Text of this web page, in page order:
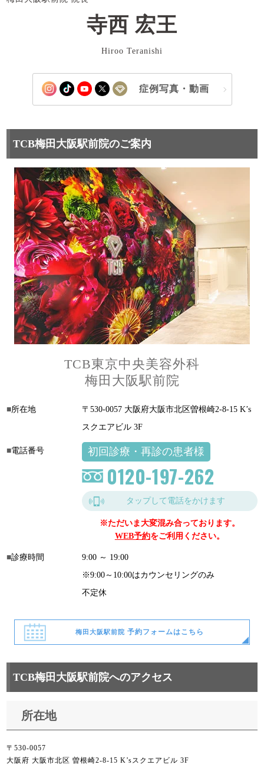
寺西 宏王
Hiroo Teranishi
症例写真・動画
TCB梅田大阪駅前院のご案内
TCB東京中央美容外科
梅田大阪駅前院
所在地
〒530-0057 大阪府大阪市北区曽根崎2-8-15 K’s
スクエアビル 3F
電話番号 初回診療・再診の患者様
0120-197-262
タップして電話をかけます
※ただいま大変混み合っております。
WEB予約をご利用ください。
診療時間
9:00 ～ 19:00
※9:00～10:00はカウンセリングのみ
不定休
梅田大阪駅前院 予約フォームはこちら
TCB梅田大阪駅前院へのアクセス
所在地
〒530-0057
大阪府 大阪市北区 曽根崎2-8-15 K’sスクエアビル 3F